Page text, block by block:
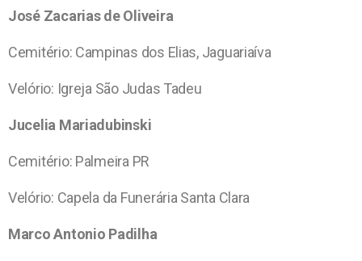
José Zacarias de Oliveira
Cemitério: Campinas dos Elias, Jaguariaíva
Velório: Igreja São Judas Tadeu
Jucelia Mariadubinski
Cemitério: Palmeira PR
Velório: Capela da Funerária Santa Clara
Marco Antonio Padilha